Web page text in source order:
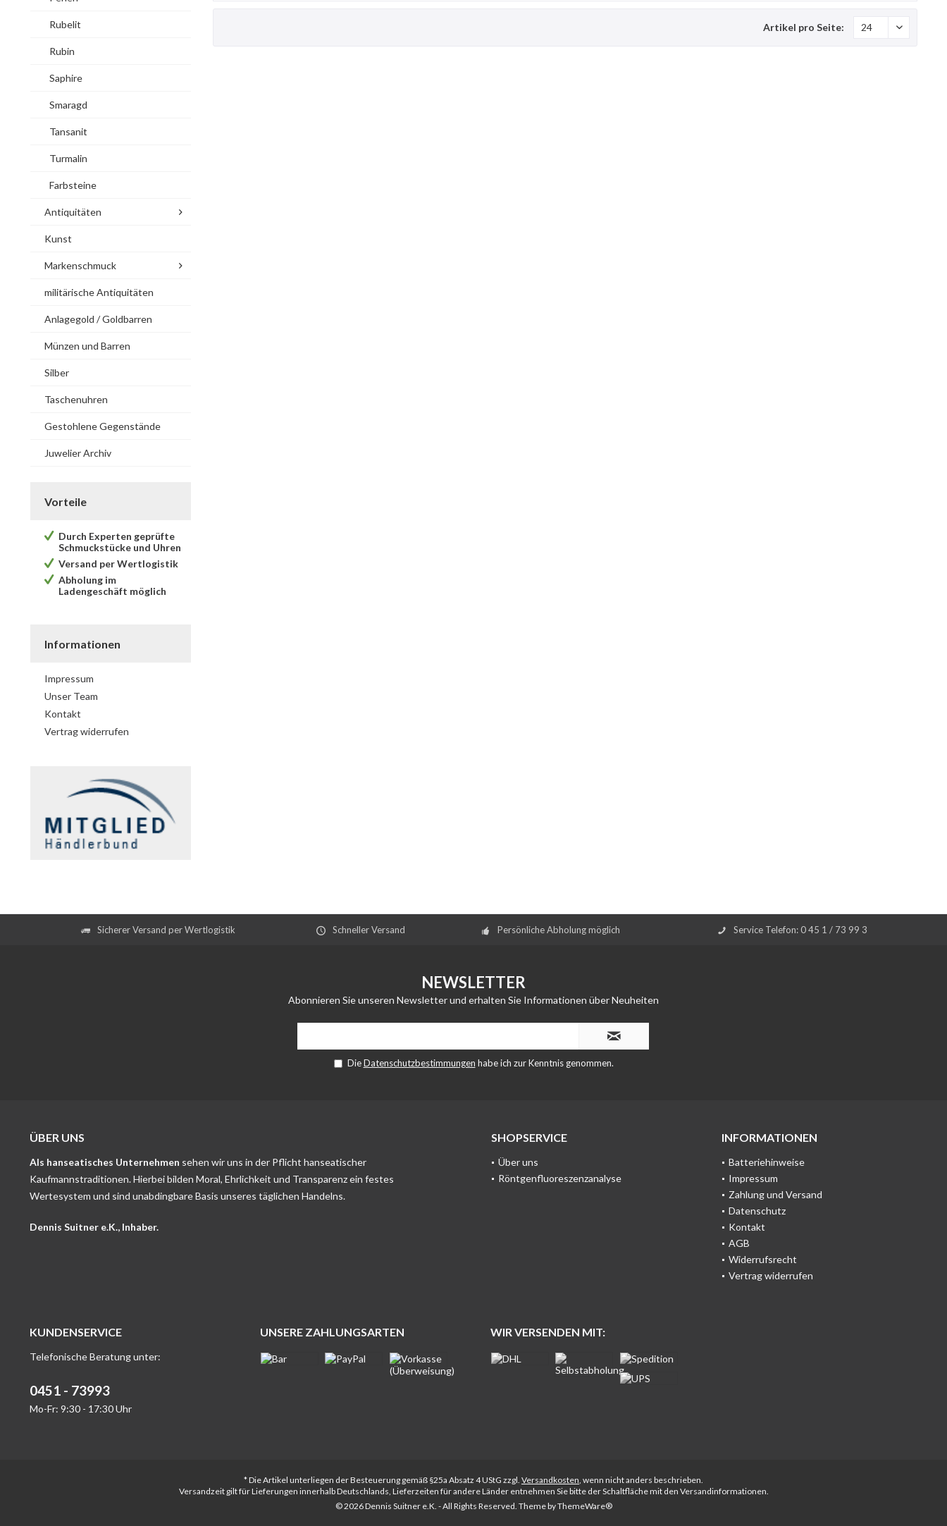
Rubelit
Rubin
Saphire
Smaragd
Tansanit
Turmalin
Farbsteine
Antiquitäten
Kunst
Markenschmuck
militärische Antiquitäten
Anlagegold / Goldbarren
Münzen und Barren
Silber
Taschenuhren
Gestohlene Gegenstände
Juwelier Archiv
Vorteile
Durch Experten geprüfte
Schmuckstücke und Uhren
Versand per Wertlogistik
Abholung im
Ladengeschäft möglich
Informationen
Impressum
Unser Team
Kontakt
Vertrag widerrufen
Artikel pro Seite:
Sicherer Versand per Wertlogistik Schneller Versand Persönliche Abholung möglich Service Telefon: 0 45 1 / 73 99 3
NEWSLETTER
Abonnieren Sie unseren Newsletter und erhalten Sie Informationen über Neuheiten
DieDatenschutzbestimmungen habe ich zur Kenntnis genommen.
ÜBER UNS
Als hanseatisches Unternehmen sehen wir uns in der Pflicht hanseatischer
Kaufmannstraditionen. Hierbei bilden Moral, Ehrlichkeit und Transparenz ein festes
Wertesystem und sind unabdingbare Basis unseres täglichen Handelns.
Dennis Suitner e.K., Inhaber.
SHOPSERVICE
Über uns
Röntgenfluoreszenzanalyse
INFORMATIONEN
Batteriehinweise
Impressum
Zahlung und Versand
Datenschutz
Kontakt
AGB
Widerrufsrecht
Vertrag widerrufen
KUNDENSERVICE
Telefonische Beratung unter:
0451 - 73993
Mo-Fr: 9:30 - 17:30 Uhr
UNSERE ZAHLUNGSARTEN WIR VERSENDEN MIT:
* Die Artikel unterliegen der Besteuerung gemäß §25a Absatz 4 UStG zzgl. Versandkosten, wenn nicht anders beschrieben.
Versandzeit gilt für Lieferungen innerhalb Deutschlands, Lieferzeiten für andere Länder entnehmen Sie bitte der Schaltfläche mit den Versandinformationen.
© 2026 Dennis Suitner e.K. - All Rights Reserved. Theme byThemeWare®